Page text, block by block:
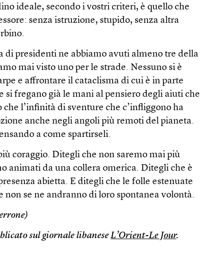
ideale, secondo i vostri criteri, è quello che
senza istruzione, stupido, senza altra
di presidenti ne abbiamo avuti almeno tre della
mai visto uno per le strade. Nessuno si è
e affrontare il cataclisma di cui è in parte
si fregano già le mani al pensiero degli aiuti che
l’infinità di sventure che c’infliggono ha
anche negli angoli più remoti del pianeta.
a come spartirseli.
coraggio. Ditegli che non saremo mai più
animati da una collera omerica. Ditegli che è
abietta. E ditegli che le folle estenuate
non se ne andranno di loro spontanea volontà.
sul giornale libaneseL’Orient-Le Jour.